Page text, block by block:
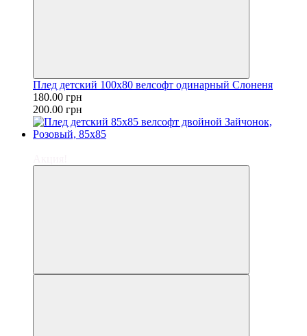
Плед детский 100х80 велсофт одинарный Слоненя
180.00 грн
200.00 грн